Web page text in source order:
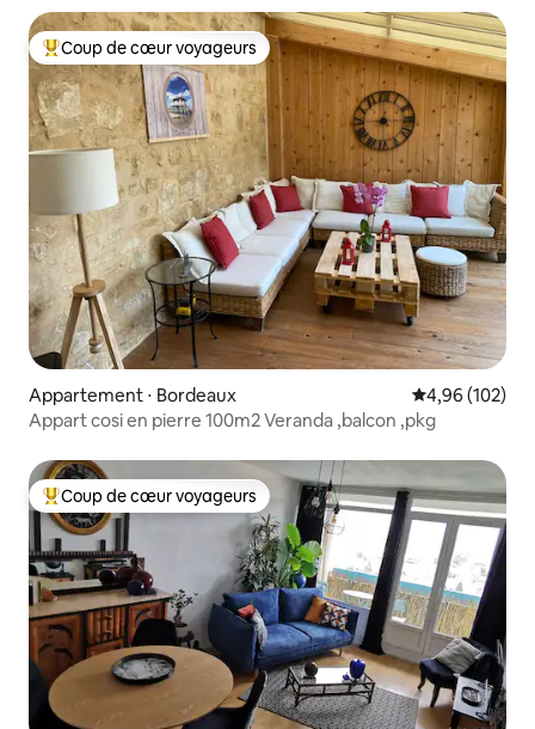
Coups de cœur voyageurs les plus appréciés
Coup de cœur voyageurs
Appartement ⋅ Bordeaux Évaluation
4,96 (102)
Appart cosi en pierre 100m2 Veranda ,balcon ,pkg
Coups de cœur voyageurs les plus appréciés
Coup de cœur voyageurs